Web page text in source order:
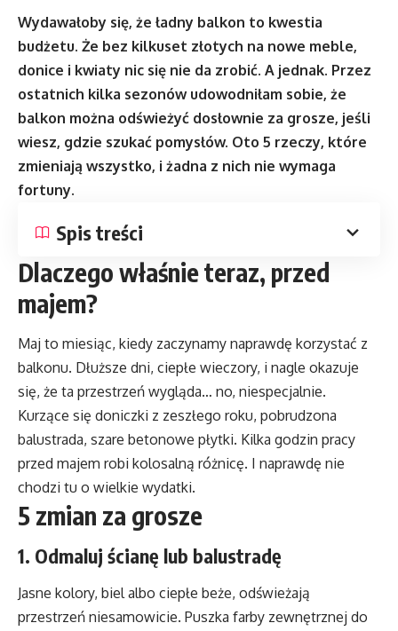
Wydawałoby się, że ładny balkon to kwestia
budżetu. Że bez kilkuset złotych na nowe meble,
donice i kwiaty nic się nie da zrobić. A jednak. Przez
ostatnich kilka sezonów udowodniłam sobie, że
balkon można odświeżyć dosłownie za grosze, jeśli
wiesz, gdzie szukać pomysłów. Oto 5 rzeczy, które
zmieniają wszystko, i żadna z nich nie wymaga
fortuny.
Spis treści
Dlaczego właśnie teraz, przed
majem?
Maj to miesiąc, kiedy zaczynamy naprawdę korzystać z
balkonu. Dłuższe dni, ciepłe wieczory, i nagle okazuje
się, że ta przestrzeń wygląda… no, niespecjalnie.
Kurzące się doniczki z zeszłego roku, pobrudzona
balustrada, szare betonowe płytki. Kilka godzin pracy
przed majem robi kolosalną różnicę. I naprawdę nie
chodzi tu o wielkie wydatki.
5 zmian za grosze
1. Odmaluj ścianę lub balustradę
Jasne kolory, biel albo ciepłe beże, odświeżają
przestrzeń niesamowicie. Puszka farby zewnętrznej do